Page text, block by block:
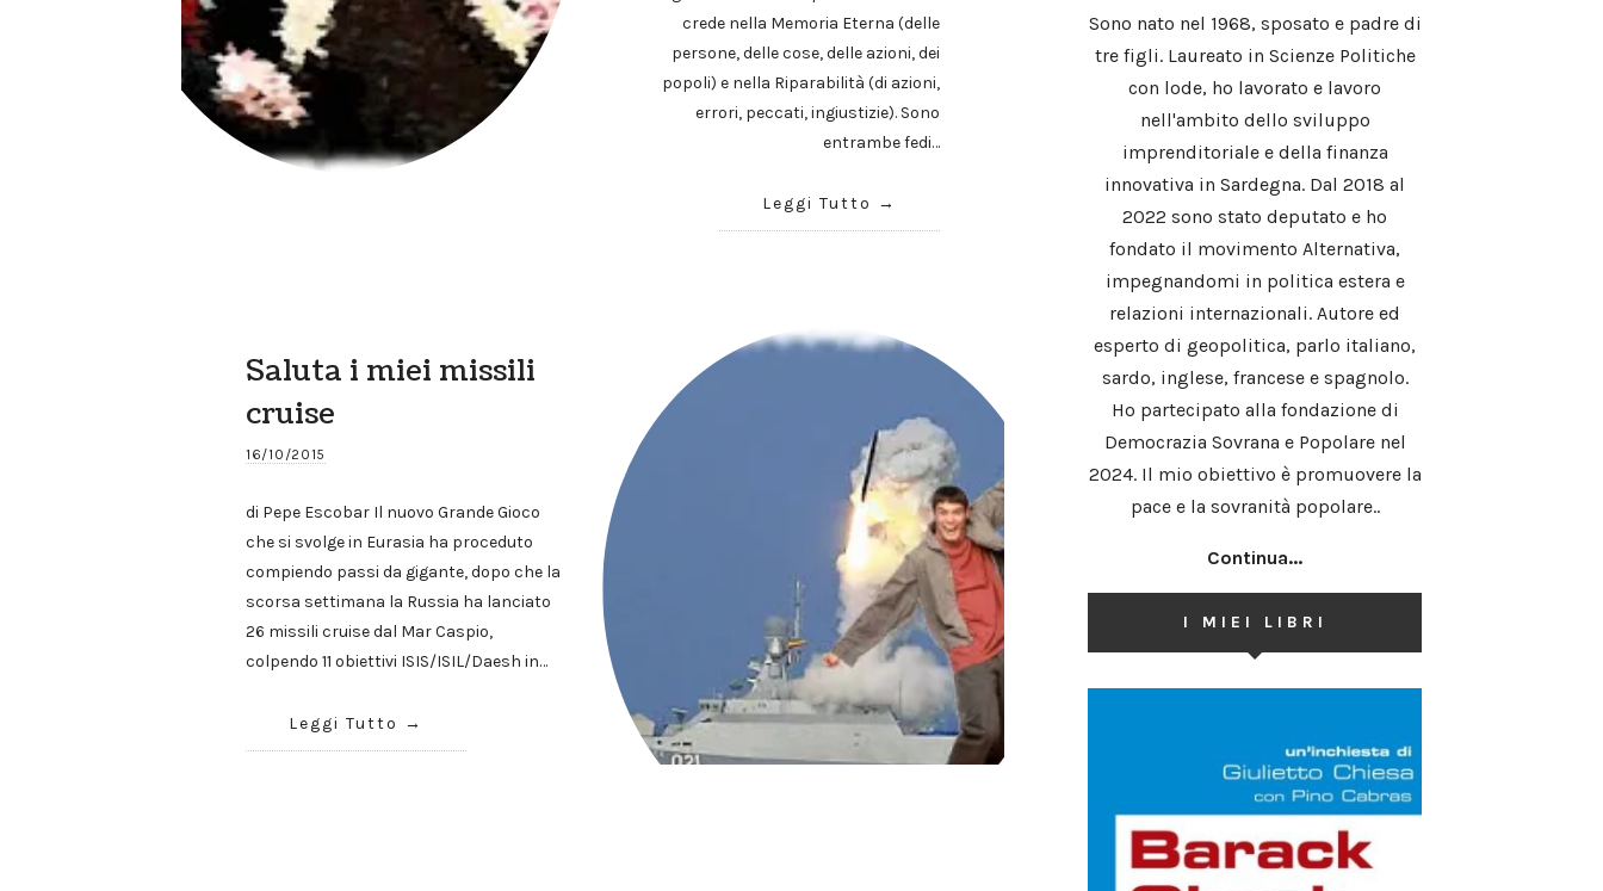
crede nella Memoria Eterna (delle
persone, delle cose, delle azioni, dei
popoli) e nella Riparabilità (di azioni,
errori, peccati, ingiustizie). Sono
entrambe fedi…
Leggi Tutto
Saluta i miei missili
cruise
16/10/2015
di Pepe Escobar Il nuovo Grande Gioco
che si svolge in Eurasia ha proceduto
compiendo passi da gigante, dopo che la
scorsa settimana la Russia ha lanciato
26 missili cruise dal Mar Caspio,
colpendo 11 obiettivi ISIS/ISIL/Daesh in…
Leggi Tutto
Sono nato nel 1968, sposato e padre di
tre figli. Laureato in Scienze Politiche
con lode, ho lavorato e lavoro
nell'ambito dello sviluppo
imprenditoriale e della finanza
innovativa in Sardegna. Dal 2018 al
2022 sono stato deputato e ho
fondato il movimento Alternativa,
impegnandomi in politica estera e
relazioni internazionali. Autore ed
esperto di geopolitica, parlo italiano,
sardo, inglese, francese e spagnolo.
Ho partecipato alla fondazione di
Democrazia Sovrana e Popolare nel
2024. Il mio obiettivo è promuovere la
pace e la sovranità popolare..
Continua...
I MIEI LIBRI